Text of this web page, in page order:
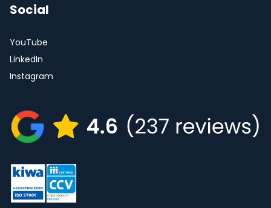
Social
YouTube
LinkedIn
Instagram